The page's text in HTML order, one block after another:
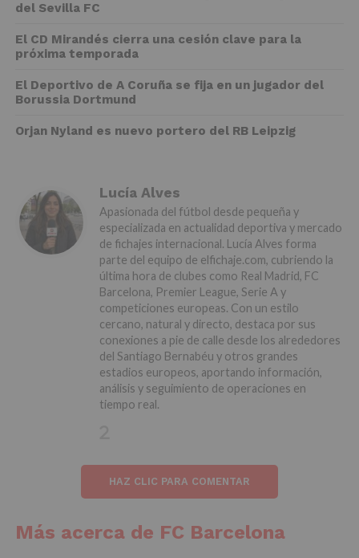
del Sevilla FC
El CD Mirandés cierra una cesión clave para la
próxima temporada
El Deportivo de A Coruña se fija en un jugador del
Borussia Dortmund
Orjan Nyland es nuevo portero del RB Leipzig
Lucía Alves
Apasionada del fútbol desde pequeña y
especializada en actualidad deportiva y mercado
de fichajes internacional. Lucía Alves forma
parte del equipo de elfichaje.com, cubriendo la
última hora de clubes como Real Madrid, FC
Barcelona, Premier League, Serie A y
competiciones europeas. Con un estilo
cercano, natural y directo, destaca por sus
conexiones a pie de calle desde los alrededores
del Santiago Bernabéu y otros grandes
estadios europeos, aportando información,
análisis y seguimiento de operaciones en
tiempo real.
HAZ CLIC PARA COMENTAR
Más acerca de FC Barcelona